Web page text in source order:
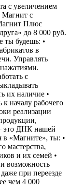
с увеличением
Магнит с
Плюс
до 8 000 руб.
ты будешь: •
в
Управлять
с
их наличие •
к началу рабочего
реализации
это ДНК нашей
в «Магните», ты: •
мастерства,
и их семей •
возможность
при переезде
чем 4 000